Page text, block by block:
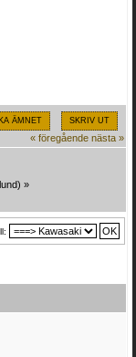
ÄMNET SKRIV UT
« föregående nästa »
) »